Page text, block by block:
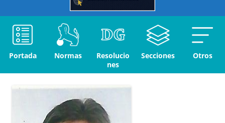
Portada Normas
Resolucio
nes
Secciones Otros